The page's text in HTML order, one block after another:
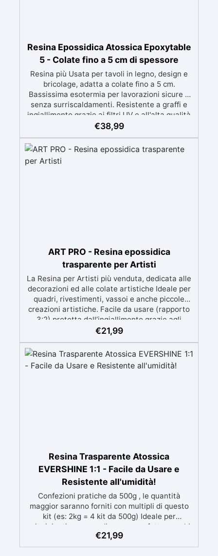
Resina Epossidica Atossica Epoxytable
5 - Colate fino a 5 cm di spessore
Resina più Usata per tavoli in legno, design e
bricolage, adatta a colate fino a 5 cm.
Bassissima esotermia per lavorazioni sicure e
senza surriscaldamenti. Resistente a graffi e
ingiallimento grazie ai filtri UV e all'alta qualità
meccanica. Bassa viscosità per eliminare bolle
BPA/VOC free e certificata per il contatto
prolungato con la pelle.
€38,99
ART PRO - Resina epossidica
trasparente per Artisti
La Resina per Artisti più venduta, dedicata alle
decorazioni ed alle colate artistiche Ideale per
quadri, rivestimenti, vassoi e anche piccole
creazioni artistiche. Facile da usare (rapporto
3:2) protetta dall’ingiallimento grazie agli
speciali filtri UV Formula densa : non cola via,
in 12-24h garantendo una superficie lucida e
brillante
€21,99
Resina Trasparente Atossica
EVERSHINE 1:1 - Facile da Usare e
Resistente all'umidità!
Confezioni pratiche da 500g , le quantità
maggior saranno forniti con multipli di questo
kit (es: 2kg = 4 kit da 500g) Ideale per
principianti: a prova di errore, perfetta per chi
inizia. Sempre lucida: garantisce una finitura
brillante e uniforme in ogni condizione.
€21,99